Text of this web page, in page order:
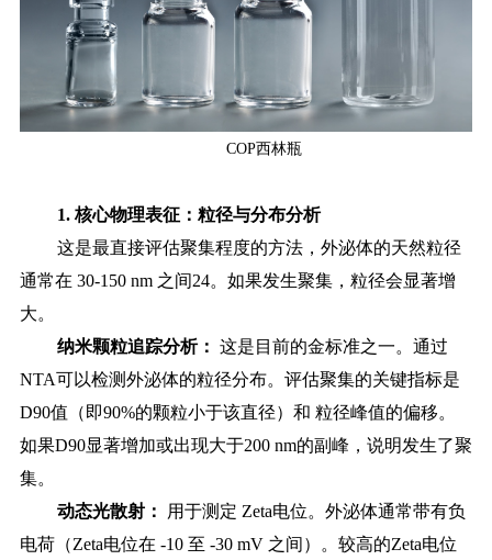
COP西林瓶
1. 核心物理表征：粒径与分布分析
这是最直接评估聚集程度的方法， 外泌体的天然粒径
通常在 30-150 nm 之间24。如果发生聚集，粒径会显著增
大。
纳米颗粒追踪分析： 这是目前的金标准之一。通过
NTA可以检测外泌体的粒径分布。评估聚集的关键指标是
D90值（即90%的颗粒小于该直径）和 粒径峰值的偏移。
如果D90显著增加或出现大于200 nm的副峰，说明发生了聚
集。
动态光散射：
用于测定 Zeta电位。外泌体通常带有负
电荷（Zeta电位在 -10 至 -30 mV 之间）。较高的Zeta电位